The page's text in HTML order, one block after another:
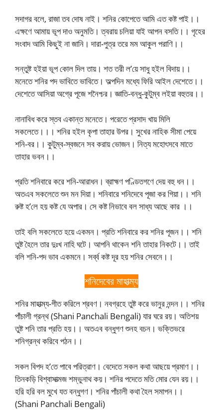
সদাগর বলে, রাজা তব দোষ নাই। শনির কোপেতে আমি এত কষ্ট পাই।।
এক্ষণে আমায় ভূপ দাও অনুমতি। ত্বরায় চলিয়া যাই আপন বসতি।। গৃহের
সংবাদ আমি কিছুই না জানি। দারা-পুত্র তরে মম আকুল পরাণি।।
সন্তুষ্ট হইয়া ভূপ কোল দিল তায়। শত তরী ল’য়ে সাধু হইল বিদায়।।
মনেতে শনির পদ ভাবিতে ভাবিতে। অল্পদিন মধ্যে ফিরি আইল দেশেতে।।
দেশেতে আসিয়া অগ্রে পূজে শনৈশ্চর। জ্ঞাতি-বন্ধু-কুটুম্ব লইয়া বহুতর।।
নানাবিধ করে স্তব একান্ত মনেতে। পরেতে প্রসাদ খায় মিলি
সকলেতে।।। শনির হইল কৃপা তাহার উপর। সুখের নাহিক সীমা পেয়ে
শনি-বর।। কুটুম্ব-স্বজনে সব করায় ভোজন। নিত্য মহোৎসবে মাতে
তাহার ভবন।।
প্রতি শনিবারে করে শনি-আরাধন। ব্রাহ্মণ পণ্ডিতগণে দেয় বহু ধন।।
অতএব সকলেতে শুন মন দিয়া। শনিবারে শনিদেবে পূজা কর গিয়া।। শনি
রুষ্ট হ’লে হয় কষ্ট যে অপার। সে কষ্ট নিভাবে বল সাধ্য আছে কার ।।
তাই বলি সকলেতে হয়ে একমন। প্রতি শনিবারে কর শনির পূজন।। শনি
তুষ্ট হৈলে তার দুঃখ নাহি ঘটে। আপনি থাকেন শনি তাহার নিকটে।। তাই
বলি শনি-পদ ভাব একমনে। সর্ব্ব কষ্ট দূর হয় শনির সেবনে।।
শনিদেবের মাহাত্ম্য
শনির মাহাত্ম্য-গীত করিলে শ্রবণ। নবগ্রহে তুষ্ট করে ভানুর নন্দন।। শনির
পাঁচালী গ্রন্থ (Shani Panchali Bengali) যার ঘরে রয়। অতিশয়
তুষ্ট শনি তার প্রতি হয়।। অতএব বন্ধুগণ শুনহ বচন। ভক্তিভরে
শনিগ্রন্থ করিবে পঠন।।
সকল বিপদ হ’তে পাবে পরিত্রাণ। বেদেতে সকল কথা আছয়ে প্রমাণ।।
তিনকড়ি বিশ্বাসাত্মজ শম্ভুনাথ কয়। শনির পদেতে মতি মোর যেন রয়।।
হরি হরি বল মুখে যত বন্ধুগণ। শনির পাঁচালী কথা হৈল সমাপন।।
(Shani Panchali Bengali)